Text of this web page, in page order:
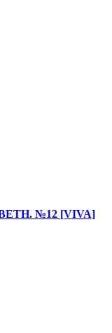
№12 [VIVA]